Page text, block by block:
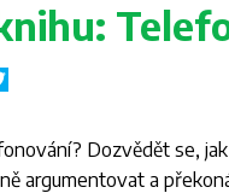
Dozvědět se,
argumentovat a